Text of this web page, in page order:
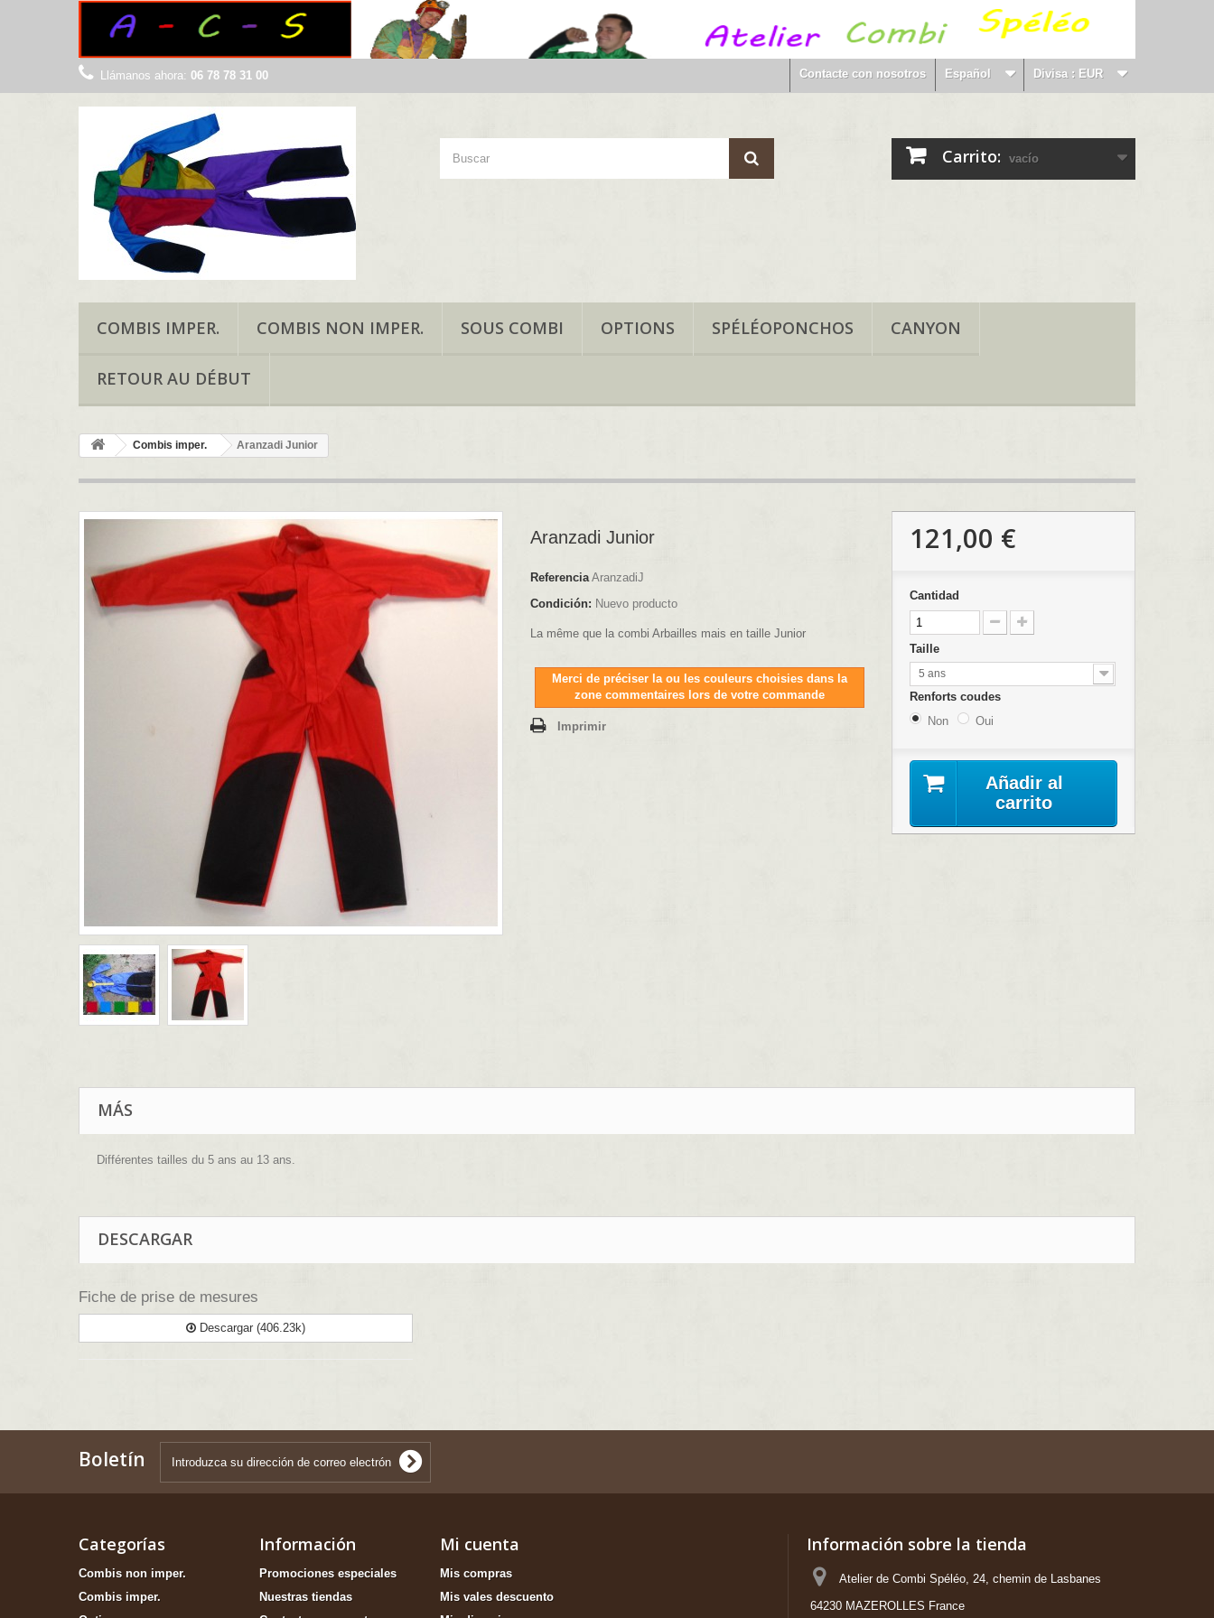
Divisa : EUR
Español
Contacte con nosotros
Llámanos ahora: 06 78 78 31 00
Carrito: vacío
COMBIS IMPER. COMBIS NON IMPER. SOUS COMBI OPTIONS SPÉLÉOPONCHOS CANYON
RETOUR AU DÉBUT
Combis imper. Aranzadi Junior
Aranzadi Junior
Referencia AranzadiJ
Condición: Nuevo producto
La même que la combi Arbailles mais en taille Junior
Merci de préciser la ou les couleurs choisies dans la
zone commentaires lors de votre commande
Imprimir
121,00 €
Cantidad
Taille
5 ans
Renforts coudes
Non
Oui
Añadir al
carrito
MÁS
Différentes tailles du 5 ans au 13 ans.
DESCARGAR
Fiche de prise de mesures
Descargar (406.23k)
Boletín
Categorías
Combis non imper.
Combis imper.
Información
Promociones especiales
Nuestras tiendas
Mi cuenta
Mis compras
Mis vales descuento
Información sobre la tienda
Atelier de Combi Spéléo, 24, chemin de Lasbanes
64230 MAZEROLLES France